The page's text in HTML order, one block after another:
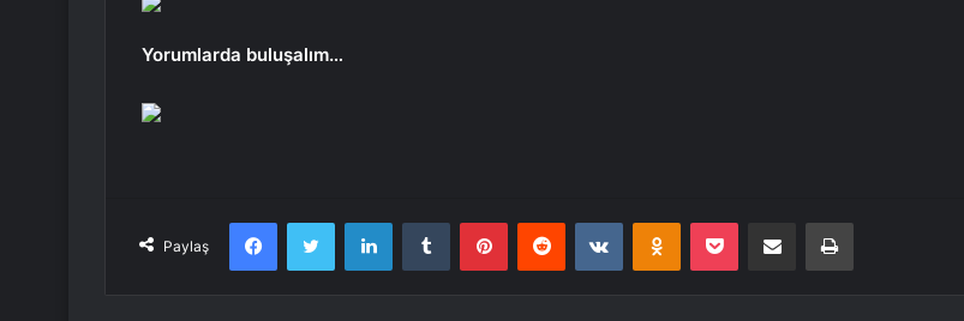
Yorumlarda buluşalım…
Paylaş
FacebookTwitter LinkedInTumblr PinterestReddit VKontakteOdnoklassniki
Pocket E-Posta ile paylaş Yazdır